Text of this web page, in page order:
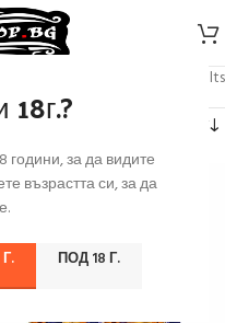
за да видите
възрастта си, за да
ПОД 18 Г.
Showing all 7 results